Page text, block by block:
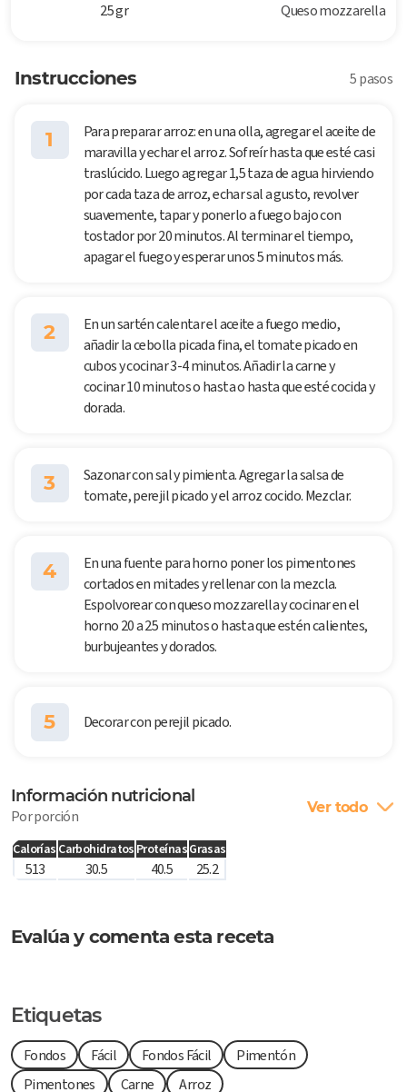
25 gr Queso mozzarella
Instrucciones 5 pasos
1
Para preparar arroz: en una olla, agregar el aceite de
maravilla y echar el arroz. Sofreír hasta que esté casi
traslúcido. Luego agregar 1,5 taza de agua hirviendo
por cada taza de arroz, echar sal a gusto, revolver
suavemente, tapar y ponerlo a fuego bajo con
tostador por 20 minutos. Al terminar el tiempo,
apagar el fuego y esperar unos 5 minutos más.
2
En un sartén calentar el aceite a fuego medio,
añadir la cebolla picada fina, el tomate picado en
cubos y cocinar 3-4 minutos. Añadir la carne y
cocinar 10 minutos o hasta o hasta que esté cocida y
dorada.
3
Sazonar con sal y pimienta. Agregar la salsa de
tomate, perejil picado y el arroz cocido. Mezclar.
4
En una fuente para horno poner los pimentones
cortados en mitades y rellenar con la mezcla.
Espolvorear con queso mozzarella y cocinar en el
horno 20 a 25 minutos o hasta que estén calientes,
burbujeantes y dorados.
5 Decorar con perejil picado.
Información nutricional
Por porción Ver todo
Calorías Carbohidratos ProteínasGrasas
513 30.5 40.5 25.2
Evalúa y comenta esta receta
Etiquetas
Fondos Fácil Fondos Fácil
Pimentón
Pimentones
Carne Arroz